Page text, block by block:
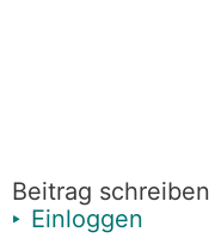
Beitrag
Einloggen